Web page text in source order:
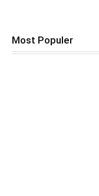
Most Populer